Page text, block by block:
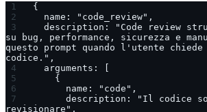
{
  name: "code_review",
description: "Code review
su bug, performance, sicurezza e
questo prompt quando l'utente
codice.",
  arguments: [
    {
      name: "code",
description: "Il codice
revisionare",